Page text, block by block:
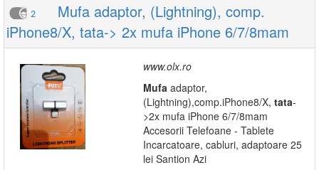
2
Mufa adaptor, (Lightning), comp.
iPhone8/X, tata-> 2x mufa iPhone 6/7/8mam
www.olx.ro
Mufa adaptor,
(Lightning),comp.iPhone8/X, tata-
>2x mufa iPhone 6/7/8mam
Accesorii Telefoane - Tablete
Incarcatoare, cabluri, adaptoare 25
lei Santion Azi